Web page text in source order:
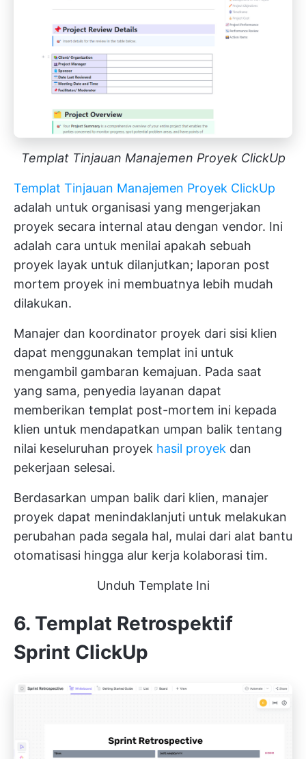
Templat Tinjauan Manajemen Proyek ClickUp
Templat Tinjauan Manajemen Proyek ClickUp
adalah untuk organisasi yang mengerjakan
proyek secara internal atau dengan vendor. Ini
adalah cara untuk menilai apakah sebuah
proyek layak untuk dilanjutkan; laporan post
mortem proyek ini membuatnya lebih mudah
dilakukan.
Manajer dan koordinator proyek dari sisi klien
dapat menggunakan templat ini untuk
mengambil gambaran kemajuan. Pada saat
yang sama, penyedia layanan dapat
memberikan templat post-mortem ini kepada
klien untuk mendapatkan umpan balik tentang
nilai keseluruhan proyek hasil proyek dan
pekerjaan selesai.
Berdasarkan umpan balik dari klien, manajer
proyek dapat menindaklanjuti untuk melakukan
perubahan pada segala hal, mulai dari alat bantu
otomatisasi hingga alur kerja kolaborasi tim.
Unduh Template Ini
6. Templat Retrospektif
Sprint ClickUp